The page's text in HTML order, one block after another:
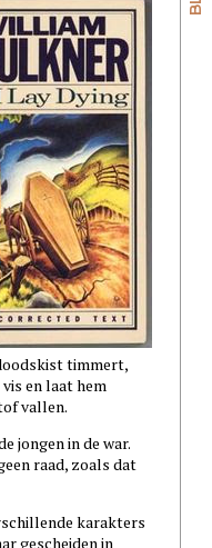
timmert,
en laat hem
vallen.
jongen in de war.
raad, zoals dat
karakters
gescheiden in